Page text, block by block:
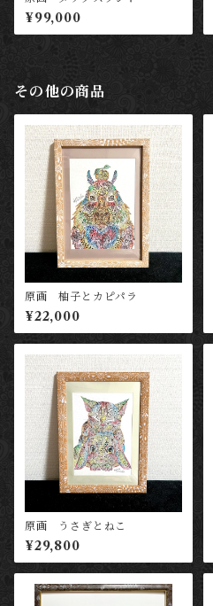
¥99,000
その他の商品
原画 柚子とカピパラ
¥22,000
原画 うさぎとねこ
¥29,800